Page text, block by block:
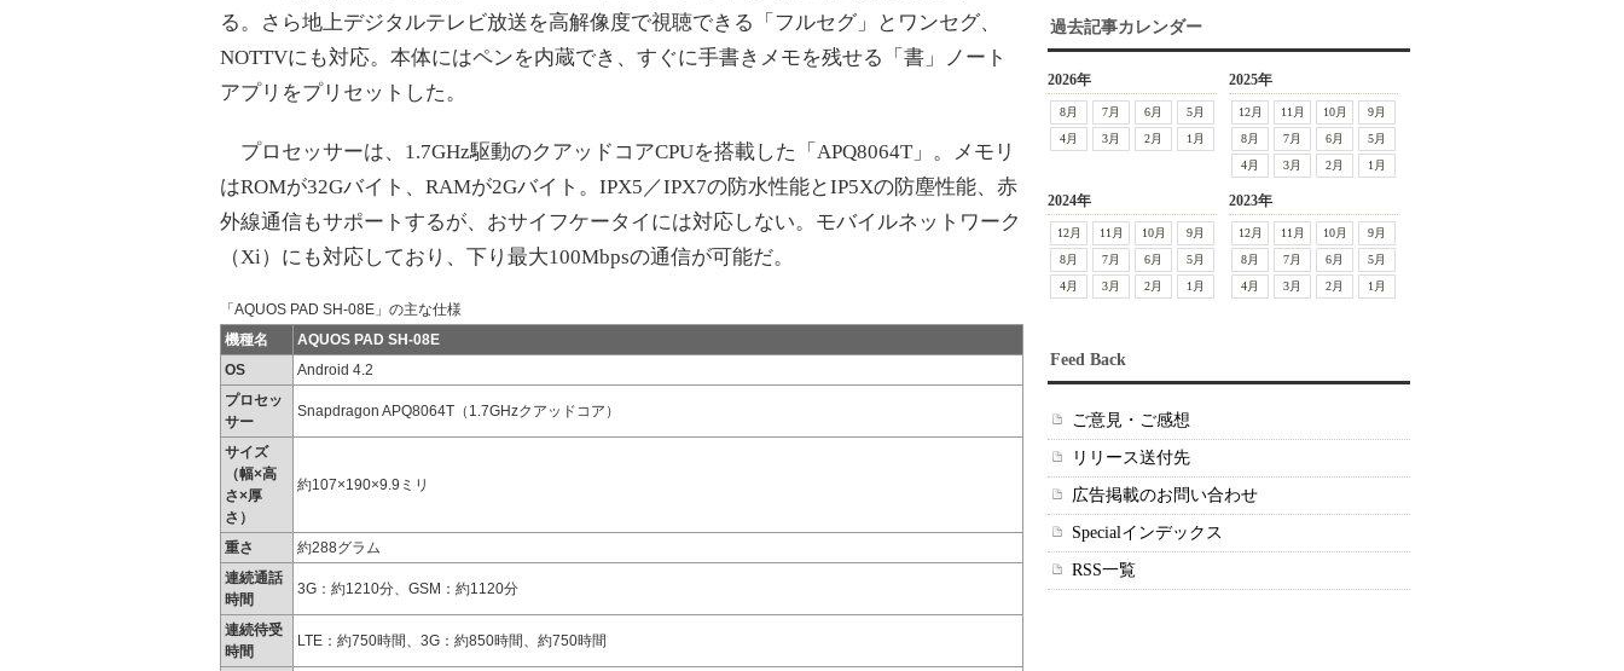
る。さら地上デジタルテレビ放送を高解像度で視聴できる「フルセグ」とワンセグ、
NOTTVにも対応。本体にはペンを内蔵でき、すぐに手書きメモを残せる「書」ノート
アプリをプリセットした。
プロセッサーは、1.7GHz駆動のクアッドコアCPUを搭載した「APQ8064T」。メモリ
はROMが32Gバイト、RAMが2Gバイト。IPX5／IPX7の防水性能とIP5Xの防塵性能、赤
外線通信もサポートするが、おサイフケータイには対応しない。モバイルネットワーク
（Xi）にも対応しており、下り最大100Mbpsの通信が可能だ。
「AQUOS PAD SH-08E」の主な仕様
機種名
AQUOS PAD SH-08E
OS
Android 4.2
プロセッ
サー
Snapdragon APQ8064T（1.7GHzクアッドコア）
サイズ
（幅×高
さ×厚
さ）
約107×190×9.9ミリ
重さ
約288グラム
連続通話
時間
3G：約1210分、GSM：約1120分
連続待受
時間
LTE：約750時間、3G：約850時間、約750時間
過去記事カレンダー
2026年
8月 7月 6月
5月
4月
3月 2月 1月
2025年
12月 11月 10月
9月
8月
7月 6月
5月
4月
3月 2月 1月
2024年
12月 11月 10月
9月
8月
7月 6月
5月
4月
3月 2月 1月
2023年
12月 11月 10月
9月
8月
7月 6月
5月
4月
3月 2月 1月
Feed Back
ご意見・ご感想
リリース送付先
広告掲載のお問い合わせ
Specialインデックス
RSS一覧